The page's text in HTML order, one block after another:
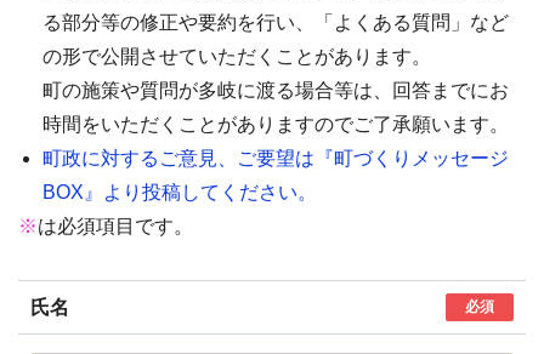
る部分等の修正や要約を行い、「よくある質問」など
の形で公開させていただくことがあります。
町の施策や質問が多岐に渡る場合等は、回答までにお
時間をいただくことがありますのでご了承願います。
町政に対するご意見、ご要望は『町づくりメッセージ
BOX』より投稿してください。
※は必須項目です。
氏名 必須